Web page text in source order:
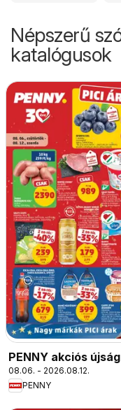
Népszerű
katalógusok
PENNY akciós újság
08.06. - 2026.08.12.
PENNY